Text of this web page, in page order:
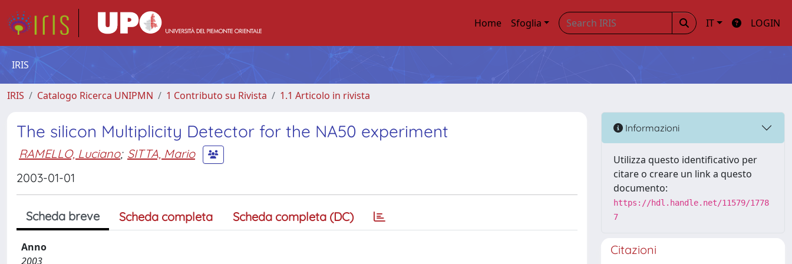
Home Sfoglia IT LOGIN
IRIS
IRIS Catalogo Ricerca UNIPMN 1 Contributo su Rivista 1.1 Articolo in rivista
The silicon Multiplicity Detector for the NA50 experiment
RAMELLO, Luciano; SITTA, Mario
2003-01-01
Scheda breve Scheda completa Scheda completa (DC)
Anno
2003
Informazioni
Utilizza questo identificativo per
citare o creare un link a questo
documento:
https://hdl.handle.net/11579/1778
7
Citazioni